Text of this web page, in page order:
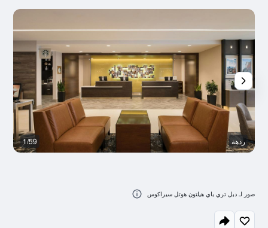
ردهة 1/59
صور لـ دبل تري باي هيلتون هوتل سيراكوس